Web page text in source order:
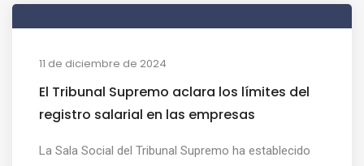
11 de diciembre de 2024
El Tribunal Supremo aclara los límites del
registro salarial en las empresas
La Sala Social del Tribunal Supremo ha establecido